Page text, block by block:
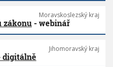
Moravskoslezský kraj
zákonu - webinář
Jihomoravský kraj
digitálně